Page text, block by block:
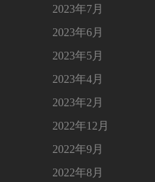
2023年7月
2023年6月
2023年5月
2023年4月
2023年2月
2022年12月
2022年9月
2022年8月